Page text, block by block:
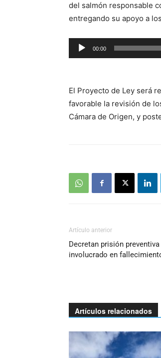
del salmón responsable
entregando su apoyo a
Reproductor
de
00:00
El Proyecto de Ley será
favorable la revisión de
Cámara de Origen, y
Artículo anterior
Decretan prisión
involucrado en
Artículos relacionados